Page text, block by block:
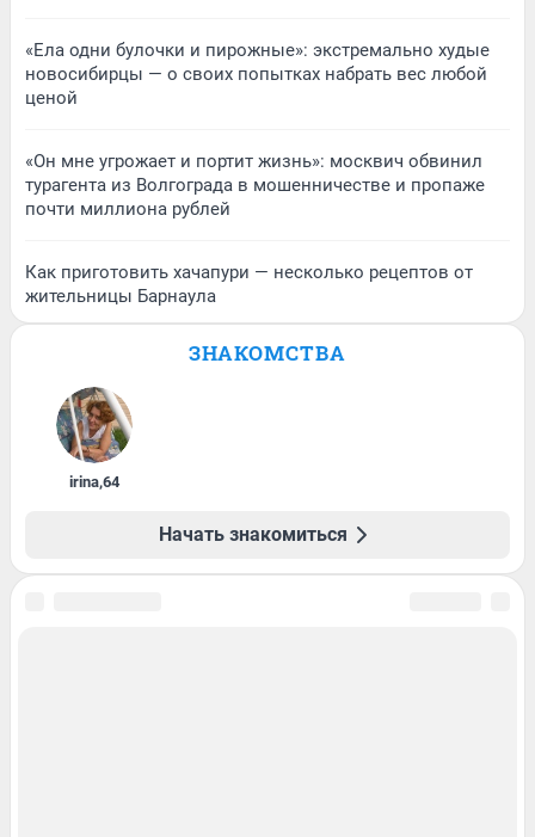
«Ела одни булочки и пирожные»: экстремально худые
новосибирцы — о своих попытках набрать вес любой
ценой
«Он мне угрожает и портит жизнь»: москвич обвинил
турагента из Волгограда в мошенничестве и пропаже
почти миллиона рублей
Как приготовить хачапури — несколько рецептов от
жительницы Барнаула
ЗНАКОМСТВА
irina,64
Начать знакомиться